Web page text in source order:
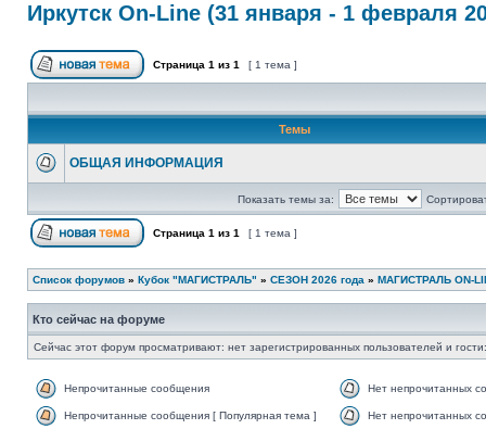
Иркутск On-Line (31 января - 1 февраля
Страница 1 из 1 [ 1 тема ]
Темы
ОБЩАЯ ИНФОРМАЦИЯ
Показать темы за:
Страница 1 из 1 [ 1 тема ]
Список форумов » Кубок "МАГИСТРАЛЬ" » СЕЗОН 2026 года » МАГИСТРАЛЬ ON-
Кто сейчас на форуме
Сейчас этот форум просматривают: нет зарегистрированных пользователей и
Непрочитанные сообщения Нет непрочитанных
Непрочитанные сообщения [ Популярная тема ] Нет непрочитанных